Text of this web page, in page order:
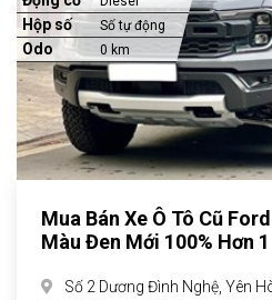
Hộp số Số tự động
Odo 0 km
Mua Bán Xe Ô Tô Cũ
Màu Đen Mới 100% Hơn
Số 2 Dương Đình Nghệ, Yên